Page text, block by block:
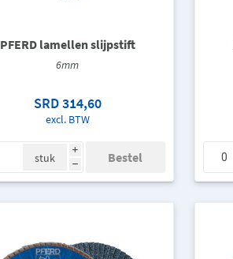
PFERD lamellen slijpstift
6mm
SRD 314,60
excl. BTW
i
h
stuk